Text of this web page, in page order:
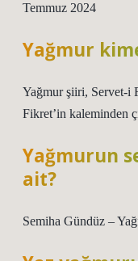
Temmuz 2024
Yağmur
Yağmur şiiri, Servet-i
Fikret’in kaleminden
Yağmurun
ait?
Semiha Gündüz –